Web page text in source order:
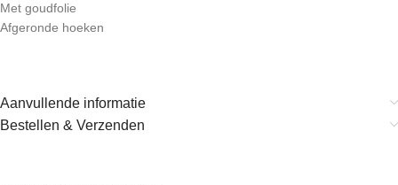
Met goudfolie
Afgeronde hoeken
Aanvullende informatie
Bestellen & Verzenden